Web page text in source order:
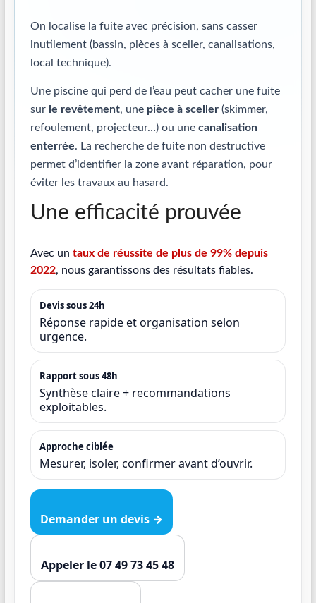
On localise la fuite avec précision, sans casser
inutilement (bassin, pièces à sceller, canalisations,
local technique).
Une piscine qui perd de l’eau peut cacher une fuite
sur le revêtement, une pièce à sceller(skimmer,
refoulement, projecteur…) ou une canalisation
enterrée. La recherche de fuite non destructive
permet d’identifier la zone avant réparation, pour
éviter les travaux au hasard.
Une efficacité prouvée
Avec un taux de réussite de plus de 99% depuis
2022, nous garantissons des résultats fiables.
Devis sous 24h
Réponse rapide et organisation selon
urgence.
Rapport sous 48h
Synthèse claire + recommandations
exploitables.
Approche ciblée
Mesurer, isoler, confirmer avant d’ouvrir.
Demander un devis →
Appeler le 07 49 73 45 48